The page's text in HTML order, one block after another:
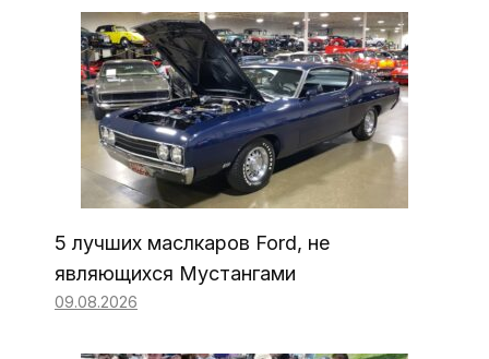
5 лучших маслкаров Ford, не
являющихся Мустангами
09.08.2026